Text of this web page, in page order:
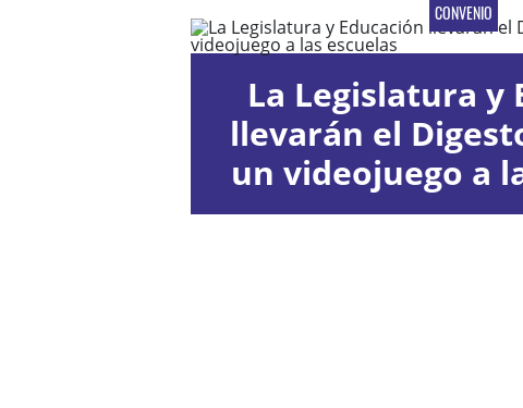
CONVENIO
La Legislatura y
llevarán el
un videojuego a